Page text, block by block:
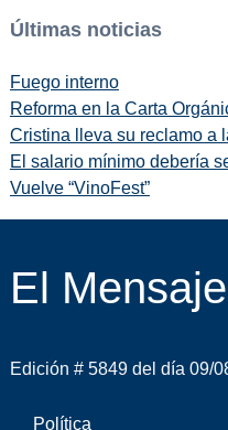
Últimas noticias
Fuego interno
Reforma en la Carta
Cristina lleva su reclamo a
El salario mínimo debería
Vuelve “VinoFest”
El
Edición # 5849 del día 09/
Política